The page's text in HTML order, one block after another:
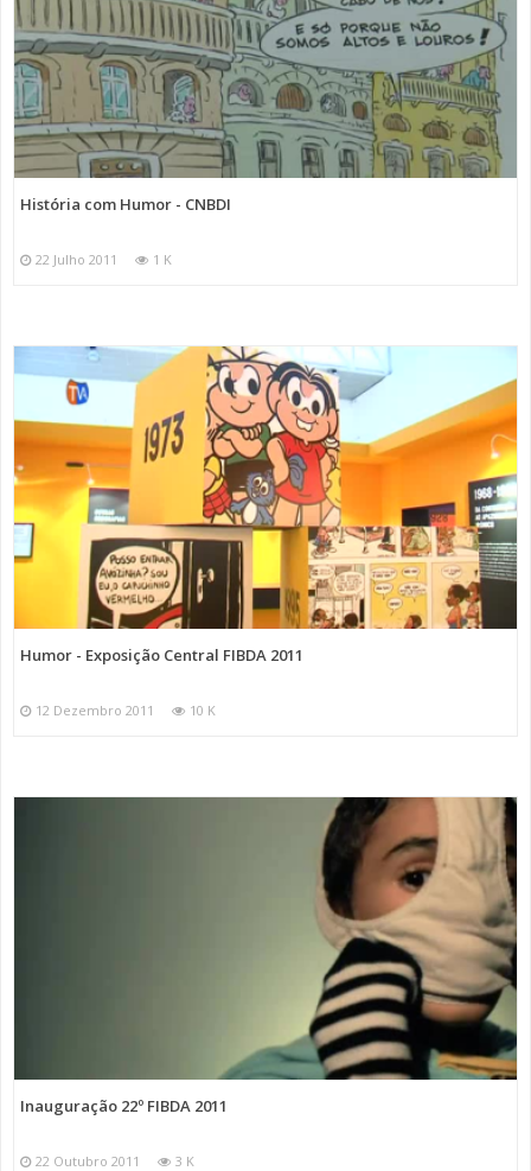
História com Humor - CNBDI
22 Julho 2011 1 K
Humor - Exposição Central FIBDA 2011
12 Dezembro 2011 10 K
Inauguração 22º FIBDA 2011
22 Outubro 2011 3 K